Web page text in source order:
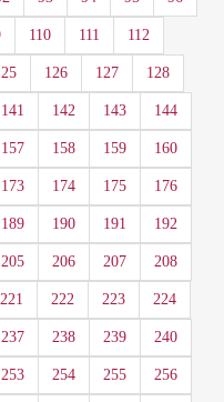
110 111 112
126 127 128
141 142 143 144
157 158 159 160
173 174 175 176
189 190 191 192
205 206 207 208
221 222 223 224
237 238 239 240
253 254 255 256